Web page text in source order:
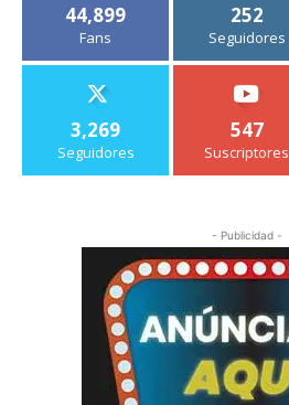
44,899
Fans
252
Seguidores
3,269
Seguidores
547
Suscriptores
- Publicidad -